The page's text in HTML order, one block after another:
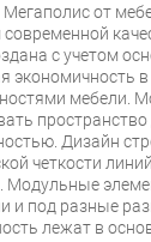
от
с учетом
экономичность в
мебели.
пространство
Дизайн
четкости
Модульные
и под разные
лежат в